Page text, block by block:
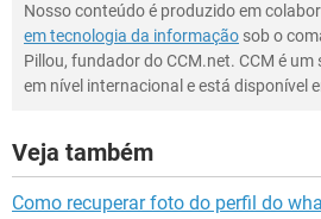
Nosso conteúdo é produzido em
em tecnologia da informação sob o
Pillou, fundador do CCM.net. CCM é
em nível internacional e está disponível
Veja também
Como recuperar foto do perfil do